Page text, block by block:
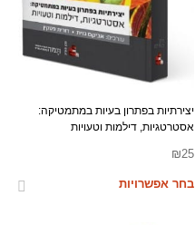
יצירתיות בפתרון בעיות במתמטיקה:
אסטרטגיות, דילמות וטעויות
₪25
בחר אפשרויות